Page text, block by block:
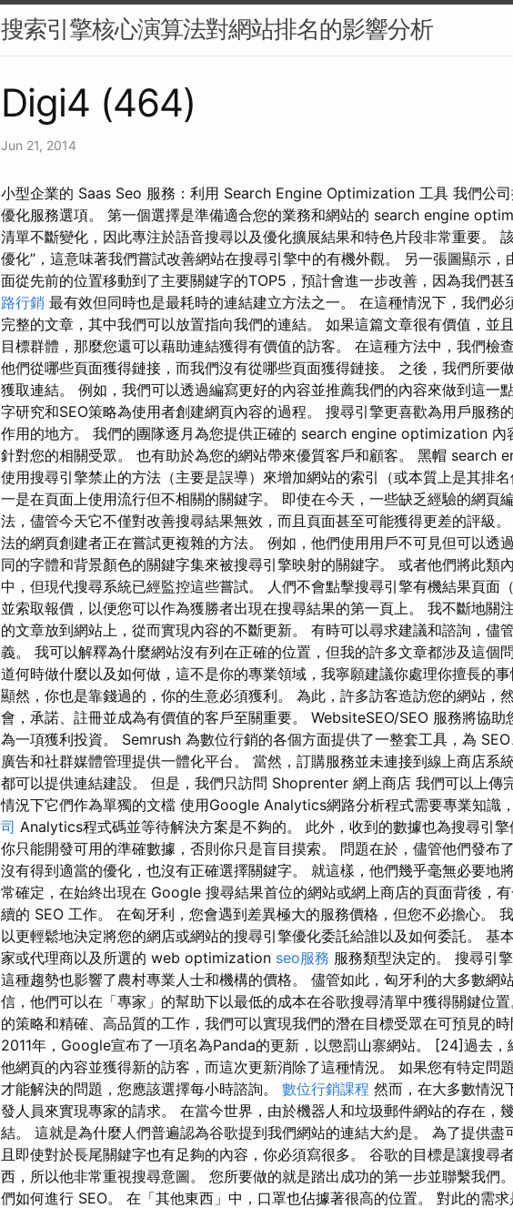
搜索引擎核心演算法對網站排名的影響分析
Digi4 (464)
Jun 21, 2014
小型企業的 Saas Seo 服務：利用 Search Engine Optimization 工具 我們公
優化服務選項。 第一個選擇是準備適合您的業務和網站的 search engine
清單不斷變化，因此專注於語音搜尋以及優化擴展結果和特色片段非常重要。
優化”，這意味著我們嘗試改善網站在搜尋引擎中的有機外觀。 另一張圖顯示，
面從先前的位置移動到了主要關鍵字的TOP5，預計會進一步改善，因為我們甚
路行銷 最有效但同時也是最耗時的連結建立方法之一。 在這種情況下，我們必
完整的文章，其中我們可以放置指向我們的連結。 如果這篇文章很有價值，並
目標群體，那麼您還可以藉助連結獲得有價值的訪客。 在這種方法中，我們檢
他們從哪些頁面獲得鏈接，而我們沒有從哪些頁面獲得鏈接。 之後，我們所要
獲取連結。 例如，我們可以透過編寫更好的內容並推薦我們的內容來做到這一
字研究和SEO策略為使用者創建網頁內容的過程。 搜尋引擎更喜歡為用戶服務
作用的地方。 我們的團隊逐月為您提供正確的 search engine optimization 內
針對您的相關受眾。 也有助於為您的網站帶來優質客戶和顧客。 黑帽 search
使用搜尋引擎禁止的方法（主要是誤導）來增加網站的索引（或本質上是其排
一是在頁面上使用流行但不相關的關鍵字。 即使在今天，一些缺乏經驗的網頁
法，儘管今天它不僅對改善搜尋結果無效，而且頁面甚至可能獲得更差的評級
法的網頁創建者正在嘗試更複雜的方法。 例如，他們使用用戶不可見但可以透
同的字體和背景顏色的關鍵字集來被搜尋引擎映射的關鍵字。 或者他們將此類
中，但現代搜尋系統已經監控這些嘗試。 人們不會點擊搜尋引擎有機結果頁面
並索取報價，以便您可以作為獲勝者出現在搜尋結果的第一頁上。 我不斷地關
的文章放到網站上，從而實現內容的不斷更新。 有時可以尋求建議和諮詢，儘
義。 我可以解釋為什麼網站沒有列在正確的位置，但我的許多文章都涉及這個
道何時做什麼以及如何做，這不是你的專業領域，我寧願建議你處理你擅長的事
顯然，你也是靠錢過的，你的生意必須獲利。 為此，許多訪客造訪您的網站，
會，承諾、註冊並成為有價值的客戶至關重要。 WebsiteSEO/SEO 服務將協助
為一項獲利投資。 Semrush 為數位行銷的各個方面提供了一整套工具，為 SEO
廣告和社群媒體管理提供一體化平台。 當然，訂購服務並未連接到線上商店系
都可以提供連結建設。 但是，我們只訪問 Shoprenter 網上商店 我們可以上傳
情況下它們作為單獨的文檔 使用Google Analytics網路分析程式需要專業知識
司 Analytics程式碼並等待解決方案是不夠的。 此外，收到的數據也為搜尋引擎
你只能開發可用的準確數據，否則你只是盲目摸索。 問題在於，儘管他們發布
沒有得到適當的優化，也沒有正確選擇關鍵字。 就這樣，他們幾乎毫無必要地
常確定，在始終出現在 Google 搜尋結果首位的網站或網上商店的頁面背後，
續的 SEO 工作。 在匈牙利，您會遇到差異極大的服務價格，但您不必擔心。
以更輕鬆地決定將您的網店或網站的搜尋引擎優化委託給誰以及如何委託。 基
家或代理商以及所選的 web optimization seo服務 服務類型決定的。 搜尋引
這種趨勢也影響了農村專業人士和機構的價格。 儘管如此，匈牙利的大多數網
信，他們可以在「專家」的幫助下以最低的成本在谷歌搜尋清單中獲得關鍵位
的策略和精確、高品質的工作，我們可以實現我們的潛在目標受眾在可預見的時
2011年，Google宣布了一項名為Panda的更新，以懲罰山寨網站。 [24]過去，
他網頁的內容並獲得新的訪客，而這次更新消除了這種情況。 如果您有特定問
才能解決的問題，您應該選擇每小時諮詢。 數位行銷課程 然而，在大多數情況
發人員來實現專家的請求。 在當今世界，由於機器人和垃圾郵件網站的存在，
結。 這就是為什麼人們普遍認為谷歌提到我們網站的連結大約是。 為了提供盡
且即使對於長尾關鍵字也有足夠的內容，你必須寫很多。 谷歌的目標是讓搜尋
西，所以他非常重視搜尋意圖。 您所要做的就是踏出成功的第一步並聯繫我們
們如何進行 SEO。 在「其他東西」中，口罩也佔據著很高的位置。 對此的需